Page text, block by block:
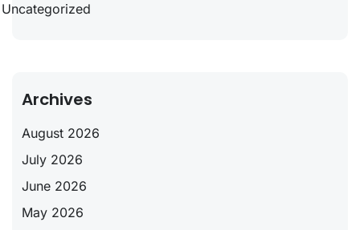
Uncategorized
Archives
August 2026
July 2026
June 2026
May 2026